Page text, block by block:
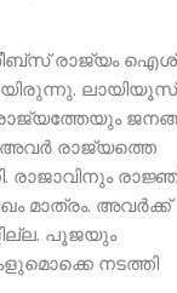
രാജ്യം
ലായിയൂസ്
അവർ രാജ്യത്തെ
രാജാവിനും
മാത്രം. അവർക്ക്
പൂജയും
നടത്തി